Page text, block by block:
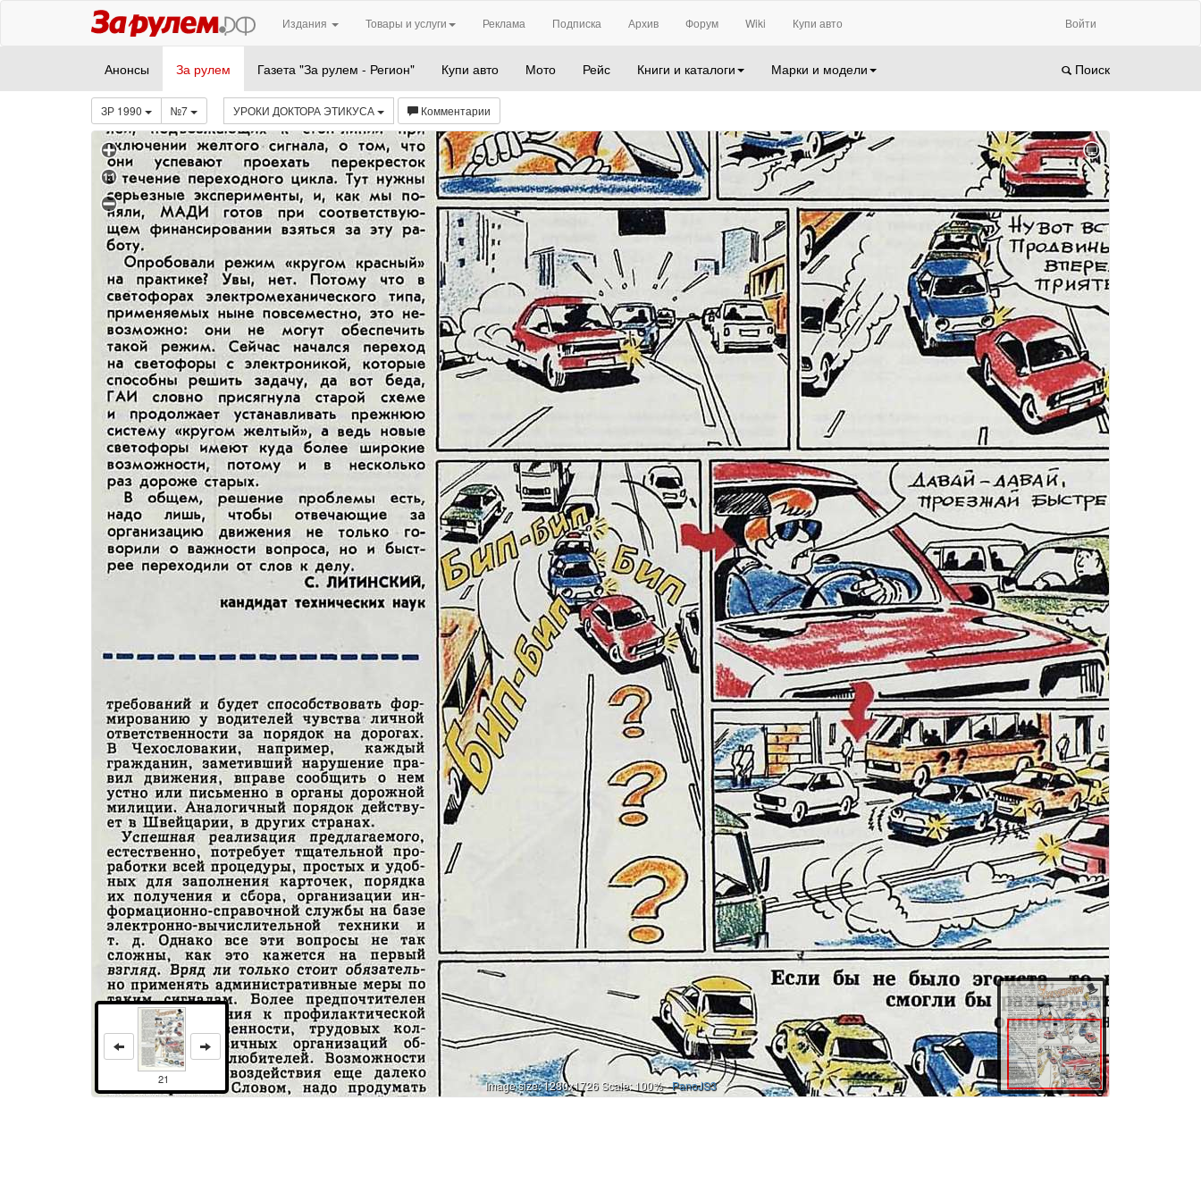
Издания Товары и услуги Реклама Подписка Архив Форум Wiki Купи авто Войти
Анонсы За рулем Газета "За рулем - Регион" Купи авто Мото Рейс Книги и каталоги Марки и модели Поиск
ЗР 1990 №7 УРОКИ ДОКТОРА ЭТИКУСА Комментарии
21 Image size: 1280x1726 Scale: 100% -PanoJS3